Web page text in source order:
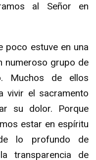
al Señor en
poco estuve en una
numeroso grupo de
Muchos de ellos
vivir el sacramento
su dolor. Porque
estar en espíritu
lo profundo de
transparencia de